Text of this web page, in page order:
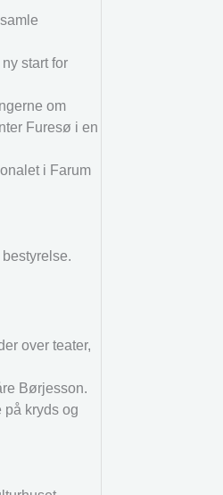
start for
om
Furesø i en
i Farum
over teater,
Børjesson.
på kryds og